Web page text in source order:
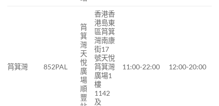
筲箕灣 852PAL
筲
箕
灣
天
悅
廣
場
順
豐
香港香
港島東
區筲箕
灣南康
街17
號天悅
筲箕灣
廣場1
樓
1142
及
11:00-22:00 12:00-20:00